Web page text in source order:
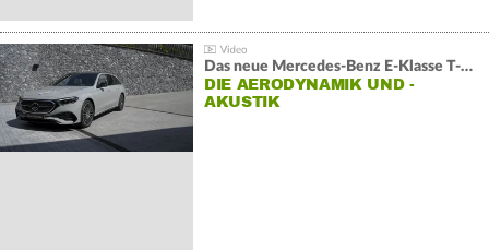
Das neue Mercedes-Benz E-Klasse T-Modell
DIE AERODYNAMIK UND -
AKUSTIK